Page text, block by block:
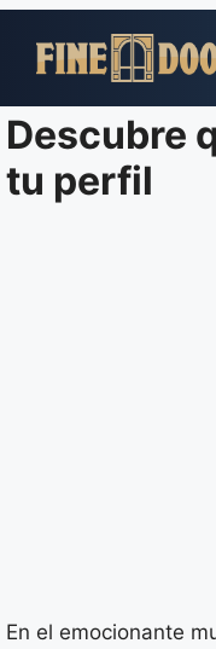
para
conteúdo
Descubre
tu perfil
En el emocionante